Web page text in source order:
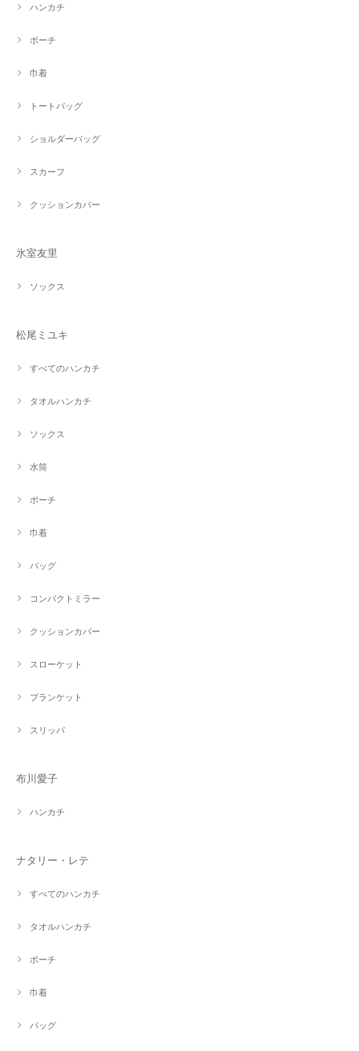
ハンカチ
ポーチ
巾着
トートバッグ
ショルダーバッグ
スカーフ
クッションカバー
氷室友里
ソックス
松尾ミユキ
すべてのハンカチ
タオルハンカチ
ソックス
水筒
ポーチ
巾着
バッグ
コンパクトミラー
クッションカバー
スローケット
ブランケット
スリッパ
布川愛子
ハンカチ
ナタリー・レテ
すべてのハンカチ
タオルハンカチ
ポーチ
巾着
バッグ